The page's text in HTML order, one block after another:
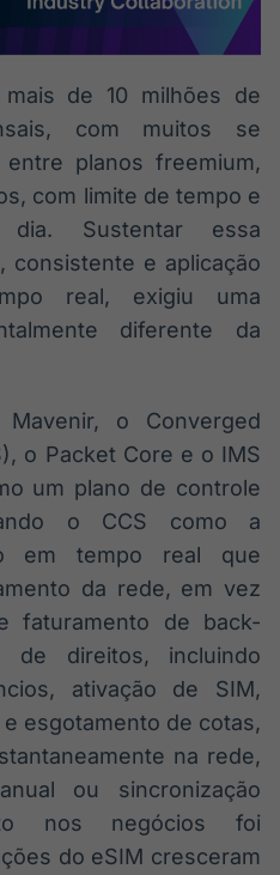
de 10 milhões de
com muitos se
planos freemium,
com limite de tempo e
Sustentar essa
consistente e aplicação
real, exigiu uma
diferente da
o Converged
o Packet Core e o IMS
um plano de controle
o CCS como a
em tempo real que
da rede, em vez
faturamento de back-
de direitos, incluindo
ativação de SIM,
esgotamento de cotas,
na rede,
ou sincronização
nos negócios foi
do eSIM cresceram